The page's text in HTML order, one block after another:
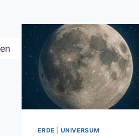
ERDE UNIVERSUM